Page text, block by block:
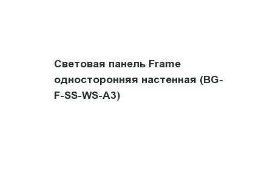
Световая панель Frame
односторонняя настенная (BG-
F-SS-WS-A3)